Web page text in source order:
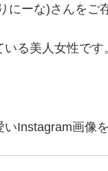
にーな)さんをご
る美人女性です
Instagram画像